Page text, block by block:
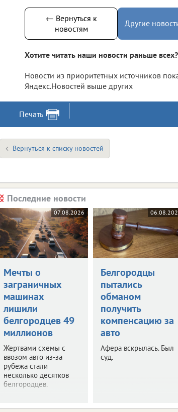
← Вернуться к
новостям
Другие
Хотите читать наши новости раньше всех?
Новости из приоритетных источников
Яндекс.Новостей выше других
Печать
Вернуться к списку новостей
Последние новости
07.08.2026
Мечты о
заграничных
машинах
лишили
белгородцев 49
миллионов
Жертвами схемы с
ввозом авто из-за
рубежа стали
несколько десятков
белгородцев.
Белгородцы
пытались
обманом
получить
компенсацию за
авто
Афера вскрылась. Был
суд.